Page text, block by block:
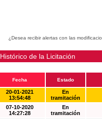
¿Desea recibir alertas con las
Histórico de la Licitación
Fecha Estado
20-01-2021
13:54:48
En
tramitación
07-10-2020
14:27:28
En
tramitación